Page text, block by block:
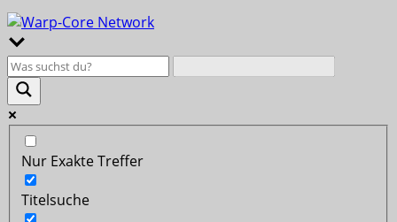
Nur Exakte Treffer
Titelsuche